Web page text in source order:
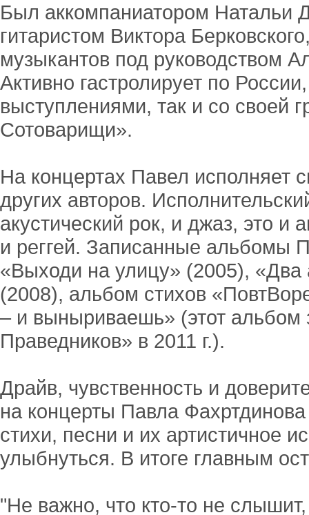
Был аккомпаниатором Натальи
гитаристом Виктора
музыкантов под руководством
Активно гастролирует по
выступлениями, так и со своей
Сотоварищи».
На концертах Павел исполняет
других авторов.
акустический рок, и джаз, это и
и реггей. Записанные альбомы
«Выходи на улицу» (2005), «Два
(2008), альбом стихов
– и выныриваешь» (этот альбом
Праведников» в 2011 г.).
Драйв, чувственность и
на концерты Павла
стихи, песни и их артистичное
улыбнуться. В итоге главным
"Не важно, что кто-то не слышит,